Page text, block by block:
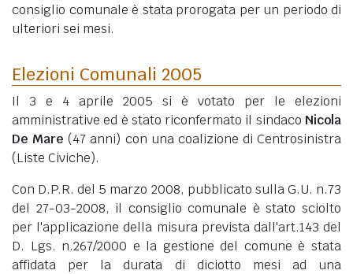
consiglio comunale è stata prorogata per un periodo di
ulteriori sei mesi.
Elezioni Comunali 2005
Il 3 e 4 aprile 2005 si è votato per le elezioni
amministrative ed è stato riconfermato il sindaco Nicola
De Mare (47 anni) con una coalizione di Centrosinistra
(Liste Civiche).
Con D.P.R. del 5 marzo 2008, pubblicato sulla G.U. n.73
del 27-03-2008, il consiglio comunale è stato sciolto
per l'applicazione della misura prevista dall'art.143 del
D. Lgs. n.267/2000 e la gestione del comune è stata
affidata per la durata di diciotto mesi ad una